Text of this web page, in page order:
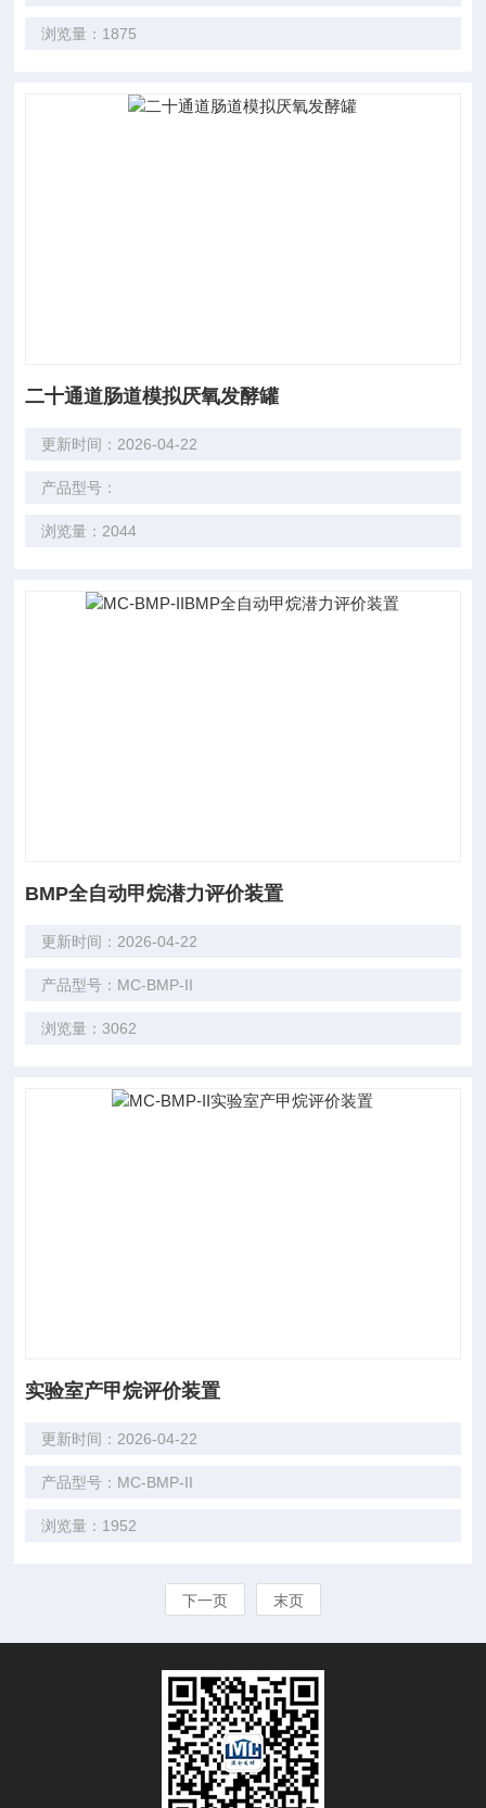
浏览量：1875
二十通道肠道模拟厌氧发酵罐
更新时间：2026-04-22
产品型号：
浏览量：2044
BMP全自动甲烷潜力评价装置
更新时间：2026-04-22
产品型号：MC-BMP-II
浏览量：3062
实验室产甲烷评价装置
更新时间：2026-04-22
产品型号：MC-BMP-II
浏览量：1952
下一页 末页